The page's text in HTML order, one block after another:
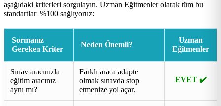
aşağıdaki kriterleri sorgulayın. Uzman Eğitmenler olarak tüm bu
standartları %100 sağlıyoruz:
Sormanız
Gereken Kriter
Neden Önemli?
Uzman
Eğitmenler
Sınav aracınızla
eğitim aracınız
aynı mı?
Farklı araca adapte
olmak sınavda stop
etmenize yol açar.
EVET ✔️